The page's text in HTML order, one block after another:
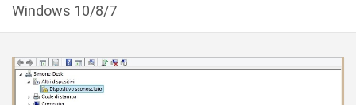
Windows 10/8/7